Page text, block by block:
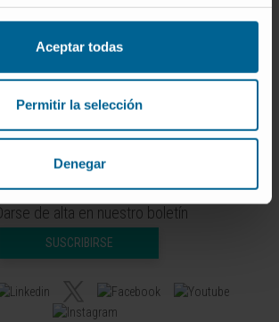
Aceptar todas
Permitir la selección
Denegar
Grupo de Investigación en Onco-
Inmunología Aplicada y
de alta en nuestro boletín
SUSCRIBIRSE